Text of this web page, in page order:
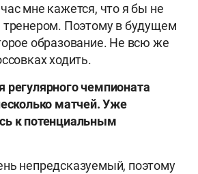
мне кажется, что я бы не
тренером. Поэтому в будущем
образование. Не всю же
ходить.
чемпионата
матчей. Уже
к потенциальным
непредсказуемый, поэтому